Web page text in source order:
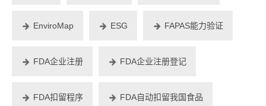
EnviroMap ESG FAPAS能力验证
FDA企业注册 FDA企业注册登记
FDA扣留程序 FDA自动扣留我国食品